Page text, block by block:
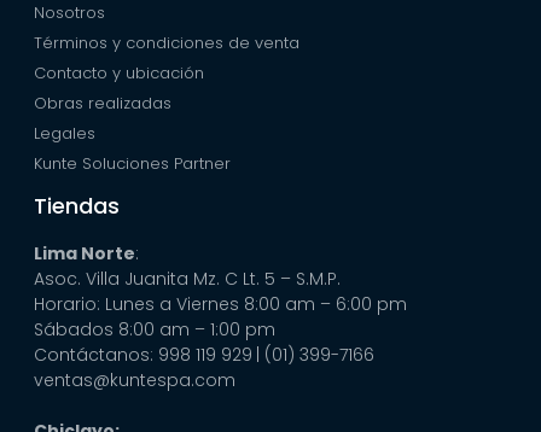
Nosotros
Términos y condiciones de venta
Contacto y ubicación
Obras realizadas
Legales
Kunte Soluciones Partner
Tiendas
Lima Norte:
Asoc. Villa Juanita Mz. C Lt. 5 – S.M.P.
Horario: Lunes a Viernes 8:00 am – 6:00 pm
Sábados 8:00 am – 1:00 pm
Contáctanos: 998 119 929 | (01) 399-7166
ventas@kuntespa.com